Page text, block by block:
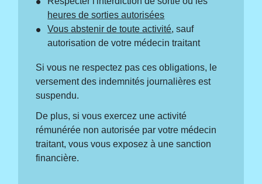
heures de sorties autorisées
Vous abstenir de toute activité, sauf
autorisation de votre médecin traitant
Si vous ne respectez pas ces obligations, le
versement des indemnités journalières est
suspendu.
De plus, si vous exercez une activité
rémunérée non autorisée par votre médecin
traitant, vous vous exposez à une sanction
financière.